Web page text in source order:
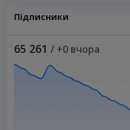
Підписники
65 261 / +0 вчора